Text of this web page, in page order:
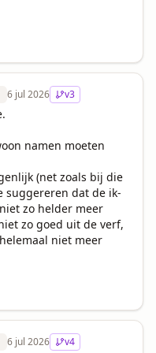
6 jul 2026 v3
namen moeten
(net zoals bij die
suggereren dat de ik-
zo helder meer
zo goed uit de verf,
niet meer
6 jul 2026 v4